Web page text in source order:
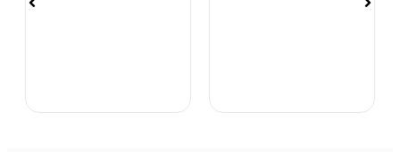
Rek motor (hk): 400
Med reservation för felskrivning Uttern Flipper